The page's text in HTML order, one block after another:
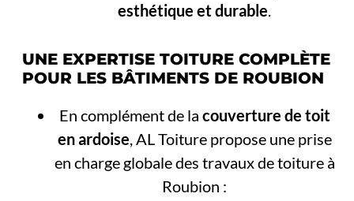
esthétique et durable.
UNE EXPERTISE TOITURE COMPLÈTE
POUR LES BÂTIMENTS DE ROUBION
En complément de la couverture de toit
en ardoise, AL Toiture propose une prise
en charge globale des travaux de toiture à
Roubion :